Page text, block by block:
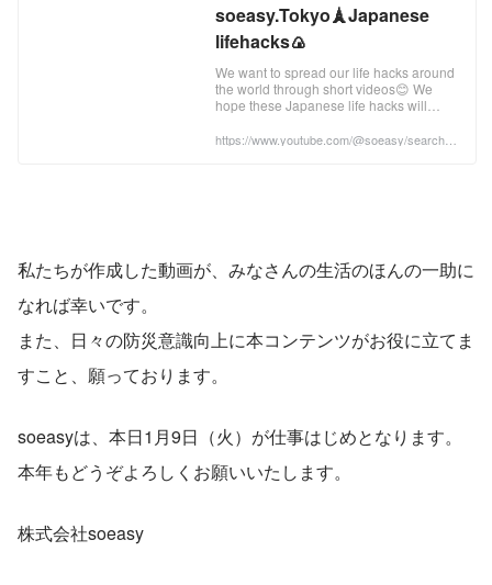
soeasy.Tokyo🗼Japanese
lifehacks🍙
We want to spread our life hacks around
the world through short videos😊 We
hope these Japanese life hacks will
receive life hacks from people around
https://www.youtube.com/@soeasy/search?q
私たちが作成した動画が、みなさんの生活のほんの一助に
なれば幸いです。
また、日々の防災意識向上に本コンテンツがお役に立てま
すこと、願っております。
soeasyは、本日1月9日（火）が仕事はじめとなります。
本年もどうぞよろしくお願いいたします。
株式会社soeasy